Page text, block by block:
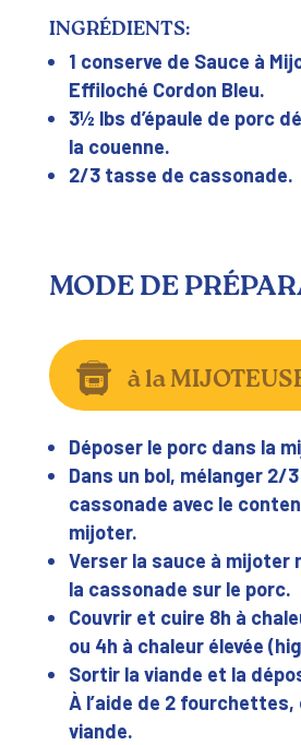
INGRÉDIENTS:
1 conserve de Sauce à
Effiloché Cordon Bleu.
3½ lbs d’épaule de porc
la couenne.
2/3 tasse de cassonade.
MODE DE
à la
Déposer le porc dans la
Dans un bol, mélanger 2/
cassonade avec le
mijoter.
Verser la sauce à mijoter
la cassonade sur le porc.
Couvrir et cuire 8h à
ou 4h à chaleur élevée
Sortir la viande et la
À l’aide de 2
viande.